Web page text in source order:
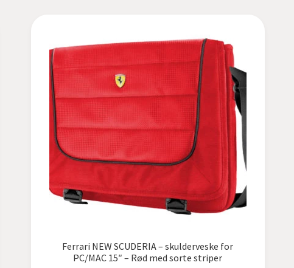
Ferrari NEW SCUDERIA – skulderveske for
PC/MAC 15″ – Rød med sorte striper